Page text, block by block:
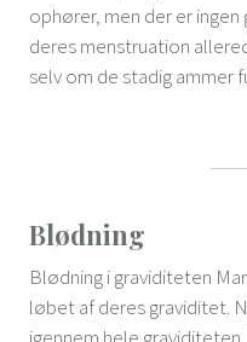
ophører, men der er
deres menstruation
selv om de stadig ammer
Blødning
Blødning i graviditeten
løbet af deres graviditet.